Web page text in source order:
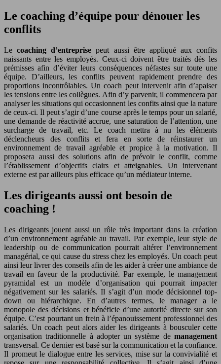
Le coaching d’équipe pour dénouer les
conflits
Lecoaching d’entreprise peut aussi être appliqué aux confits
naissants entre les employés. Ceux-ci doivent être traités dès les
prémisses afin d’éviter leurs conséquences néfastes sur toute une
équipe. D’ailleurs, les conflits peuvent rapidement prendre des
proportions incontrôlables. Un coach peut intervenir afin d’apaiser
les tensions entre les collègues. Afin d’y parvenir, il commencera par
analyser les situations qui occasionnent les confits ainsi que la nature
de ceux-ci. Il peut s’agir d’une course après le temps pour un salarié,
une demande de réactivité accrue, une saturation de l’attention, une
surcharge de travail, etc. Le coach mettra à nu les éléments
déclencheurs des conflits et fera en sorte de réinstaurer un
environnement de travail agréable et propice à la motivation. Il
proposera aussi des solutions afin de prévoir le conflit, comme
l’établissement d’objectifs clairs et atteignables. Un intervenant
externe est par ailleurs plus efficace qu’un médiateur interne.
Les dirigeants aussi ont besoin de
coaching !
Les dirigeants jouent aussi un rôle très important dans la création
d’un environnement agréable au travail. Par exemple, leur style de
leadership ou de communication pourrait altérer l’environnement
managérial, ce qui cause du stress chez les employés. Un coach peut
ainsi leur livrer des conseils afin de les aider à créer une ambiance de
travail en faveur de la productivité. Par exemple, le management
pyramidal est un modèle d’organisation qui pourrait impacter
négativement sur les salariés. Il s’agit d’un mode décisionnel top-
down ou hiérarchique. En d’autres termes, le manager a le
monopole des décisions et bénéficie d’une autorité directe sur son
équipe. C’est pourtant un frein à l’épanouissement professionnel des
salariés. Un coach peut alors aider les dirigeants à bousculer cette
organisation traditionnelle à adopter un système de management
transversal. Ce dernier est basé sur la communication et la confiance.
Il promeut le dialogue entre les services, mise sur la convivialité et